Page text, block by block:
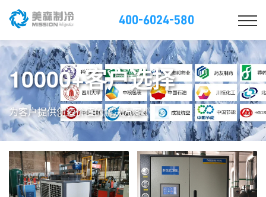
400-6024-580
10000+客户选择
为客户提供创造价值的解决方案！